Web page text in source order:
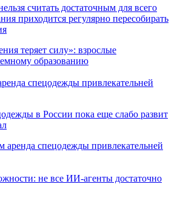
считать достаточным для всего
приходится регулярно пересобирать
спецодежды привлекательней
в России пока еще слабо развит
не все ИИ-агенты достаточно